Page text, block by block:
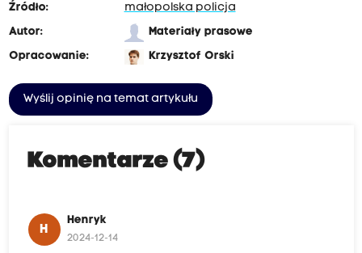
Źródło:
małopolska policja
Autor:
Materiały prasowe
Opracowanie:
Krzysztof Orski
Wyślij opinię na temat artykułu
Komentarze (7)
H
Henryk
2024-12-14